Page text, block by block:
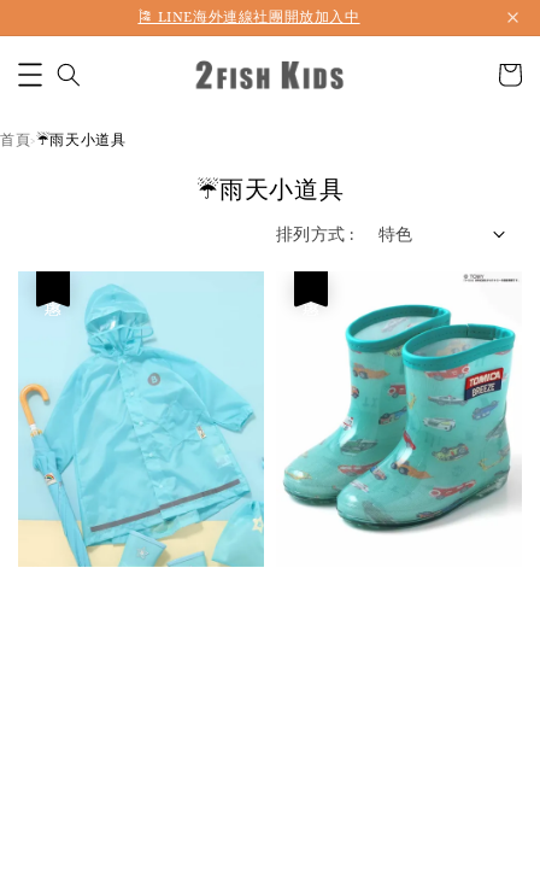
🎏 LINE海外連線社團開放加入中
首頁›☔️雨天小道具
☔️雨天小道具
排列方式 :